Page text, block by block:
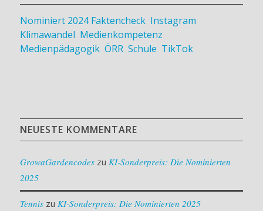
Nominiert 2024 Faktencheck, Instagram
Klimawandel Medienkompetenz
Medienpädagogik, ÖRR, Schule TikTok
NEUESTE KOMMENTARE
GrowaGardencodeszu KI-Sonderpreis: Die Nominierten
2025
Tenniszu KI-Sonderpreis: Die Nominierten 2025